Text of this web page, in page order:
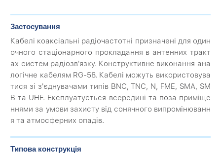
Застосування
Кабелі коаксіальні радіочастотні призначені для один
очного стаціонарного прокладання в антенних тракт
ах систем радіозв'язку. Конструктивне виконання ана
логічне кабелям RG-58. Кабелі можуть використовува
тися зі з'єднувачами типів BNC, TNC, N, FME, SMA, SM
B та UHF. Експлуатується всередині та поза приміще
ннями за умови захисту від сонячного випромінюванн
я та атмосферних опадів.
Типова конструкція